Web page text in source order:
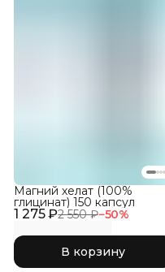
1 275 ₽2 550 ₽−50%
Магний хелат (100%
глицинат) 150 капсул
В корзину